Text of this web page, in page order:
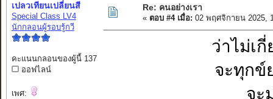
เปลวเทียนเปลี่ยนสี
Special Class LV4
นักกลอนผู้รอบรู้กวี
คะแนนกลอนของผู้นี้ 137
ออฟไลน์
เพศ:
Re: คนอย่างเรา
« ตอบ #4 เมื่อ: 02 พฤศจิกายน 2025,
ว่าไม่เ
จะทุกข์
จะ